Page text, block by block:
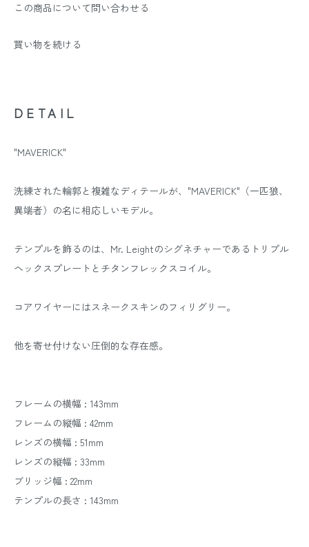
この商品について問い合わせる
買い物を続ける
DETAIL
"MAVERICK"
洗練された輪郭と複雑なディテールが、"MAVERICK"（一匹狼、
異端者）の名に相応しいモデル。
テンプルを飾るのは、Mr. Leightのシグネチャーであるトリプル
ヘックスプレートとチタンフレックスコイル。
コアワイヤーにはスネークスキンのフィリグリー。
他を寄せ付けない圧倒的な存在感。
フレームの横幅 : 143mm
フレームの縦幅 : 42mm
レンズの横幅 : 51mm
レンズの縦幅 : 33mm
ブリッジ幅 : 22mm
テンプルの長さ : 143mm